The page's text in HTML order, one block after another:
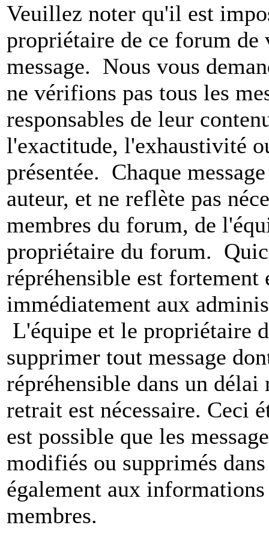
Veuillez noter qu'il est
propriétaire de ce forum
message. Nous vous
ne vérifions pas tous les
responsables de leur
l'exactitude, l'exhaustivité
présentée. Chaque
auteur, et ne reflète pas
membres du forum, de
propriétaire du forum.
répréhensible est
immédiatement aux
L'équipe et le propriétaire
supprimer tout message
répréhensible dans un
retrait est nécessaire. Ceci
est possible que les
modifiés ou supprimés
également aux
membres.